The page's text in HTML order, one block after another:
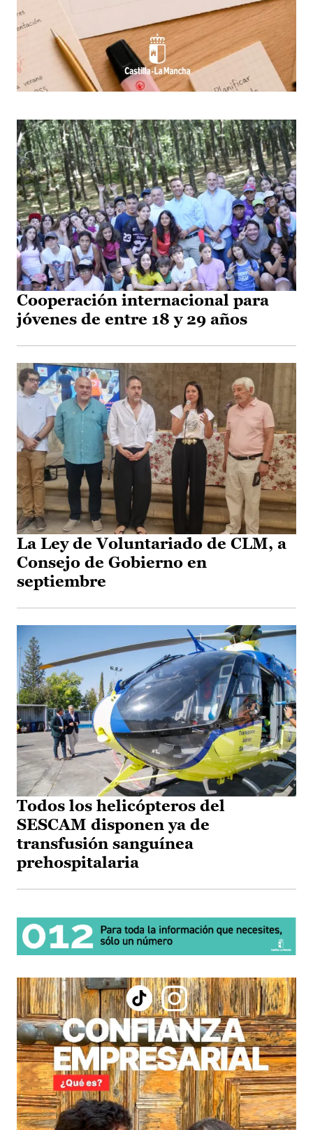
Cooperación internacional para
jóvenes de entre 18 y 29 años
La Ley de Voluntariado de CLM, a
Consejo de Gobierno en
septiembre
Todos los helicópteros del
SESCAM disponen ya de
transfusión sanguínea
prehospitalaria